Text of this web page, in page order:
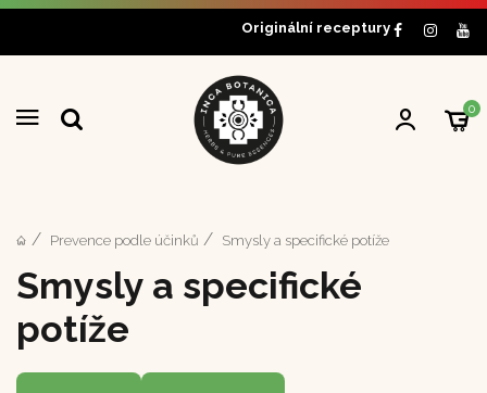
Originální receptury
0
Prevence podle účinků Smysly a specifické potíže
Smysly a specifické
potíže